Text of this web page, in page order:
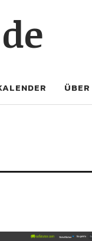
ÜBER